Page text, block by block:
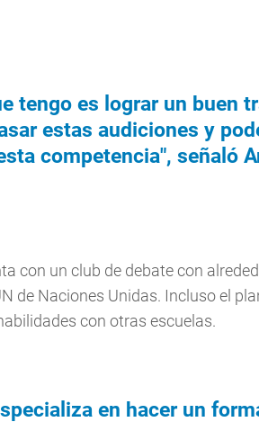
tengo es lograr un buen
estas audiciones y
competencia", señaló
con un club de debate con
de Naciones Unidas. Incluso el
con otras escuelas.
en hacer un